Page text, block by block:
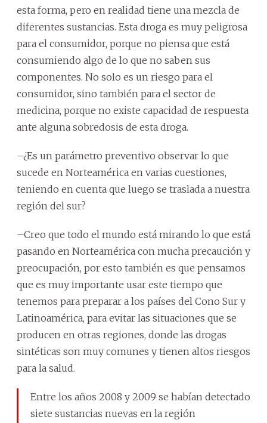
esta forma, pero en realidad tiene una mezcla de
diferentes sustancias. Esta droga es muy peligrosa
para el consumidor, porque no piensa que está
consumiendo algo de lo que no saben sus
componentes. No solo es un riesgo para el
consumidor, sino también para el sector de
medicina, porque no existe capacidad de respuesta
ante alguna sobredosis de esta droga.
–¿Es un parámetro preventivo observar lo que
sucede en Norteamérica en varias cuestiones,
teniendo en cuenta que luego se traslada a nuestra
región del sur?
–Creo que todo el mundo está mirando lo que está
pasando en Norteamérica con mucha precaución y
preocupación, por esto también es que pensamos
que es muy importante usar este tiempo que
tenemos para preparar a los países del Cono Sur y
Latinoamérica, para evitar las situaciones que se
producen en otras regiones, donde las drogas
sintéticas son muy comunes y tienen altos riesgos
para la salud.
Entre los años 2008 y 2009 se habían detectado
siete sustancias nuevas en la región